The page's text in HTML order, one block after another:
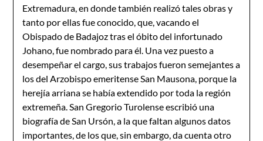
Extremadura, en donde también realizó tales obras y
tanto por ellas fue conocido, que, vacando el
Obispado de Badajoz tras el óbito del infortunado
Johano, fue nombrado para él. Una vez puesto a
desempeñar el cargo, sus trabajos fueron semejantes a
los del Arzobispo emeritense San Mausona, porque la
herejía arriana se había extendido por toda la región
extremeña. San Gregorio Turolense escribió una
biografía de San Ursón, a la que faltan algunos datos
importantes, de los que, sin embargo, da cuenta otro